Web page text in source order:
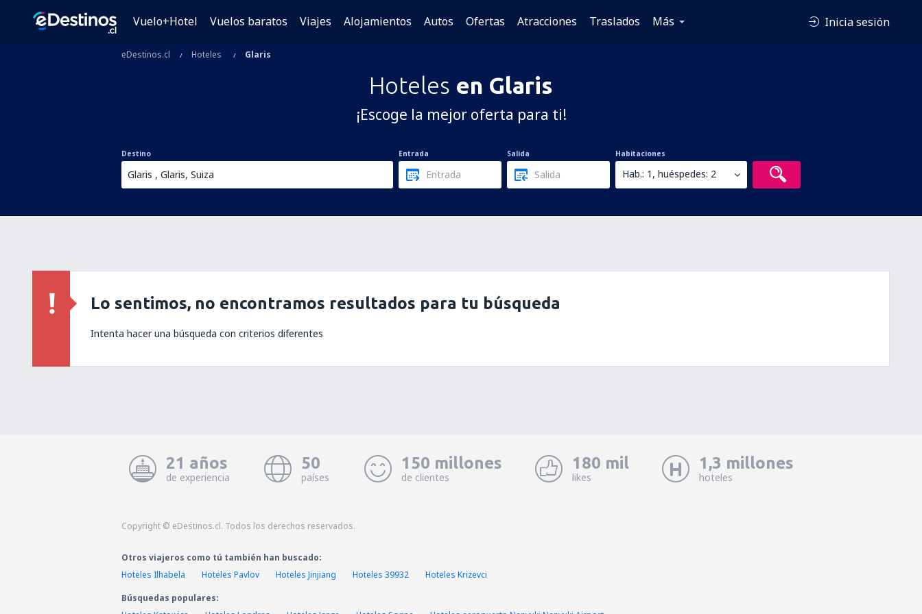
Vuelo+Hotel Vuelos baratos Viajes Alojamientos Autos Ofertas Atracciones Traslados Más Inicia sesión
eDestinos.cl Hoteles Glaris
Hoteles en Glaris
¡Escoge la mejor oferta para ti!
Destino Entrada Salida Habitaciones
Hab.: 1, huéspedes: 2
Lo sentimos, no encontramos resultados para tu búsqueda
Intenta hacer una búsqueda con criterios diferentes
21 años
de experiencia
50
países
150 millones
de clientes
180 mil
likes
1,3 millones
hoteles
Copyright © eDestinos.cl. Todos los derechos reservados.
Otros viajeros como tú también han buscado:
Hoteles Ilhabela
Hoteles Pavlov Hoteles Jinjiang Hoteles 39932
Hoteles Krizevci
Búsquedas populares: